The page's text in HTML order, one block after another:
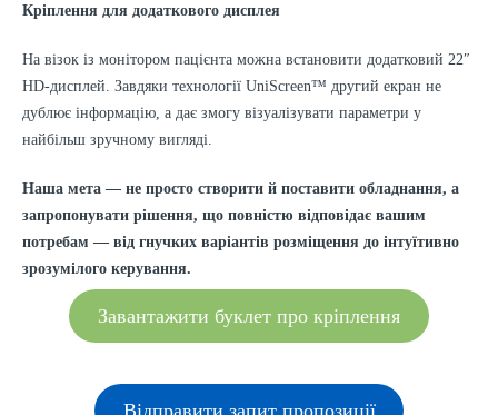
Кріплення для додаткового дисплея
На візок із монітором пацієнта можна встановити додатковий 22″
HD-дисплей. Завдяки технології UniScreen™ другий екран не
дублює інформацію, а дає змогу візуалізувати параметри у
найбільш зручному вигляді.
Наша мета — не просто створити й поставити обладнання, а
запропонувати рішення, що повністю відповідає вашим
потребам — від гнучких варіантів розміщення до інтуїтивно
зрозумілого керування.
Завантажити буклет про кріплення
Відправити запит пропозиції